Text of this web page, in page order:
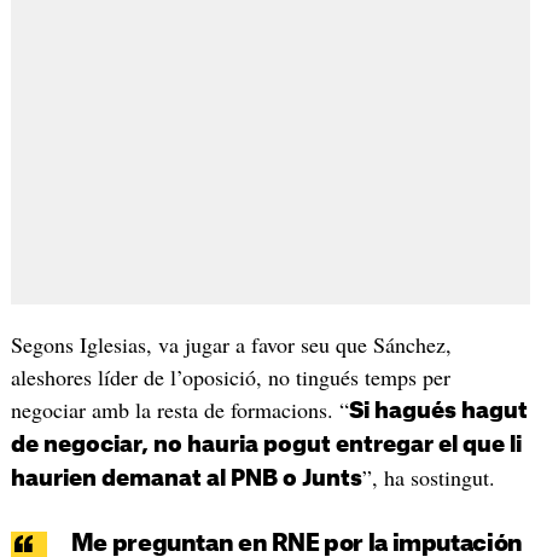
Segons Iglesias, va jugar a favor seu que Sánchez,
aleshores líder de l’oposició, no tingués temps per
negociar amb la resta de formacions. “Si hagués hagut
de negociar, no hauria pogut entregar el que li
haurien demanat al PNB o Junts”, ha sostingut.
Me preguntan en RNE por la imputación